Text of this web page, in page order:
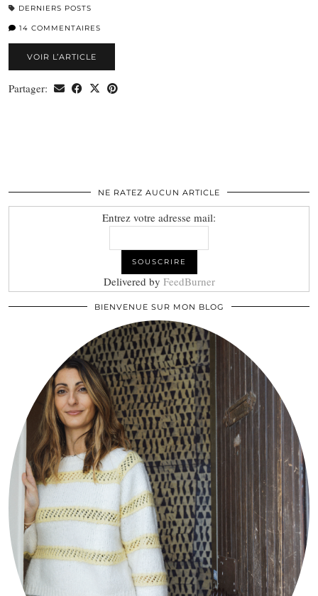
DERNIERS POSTS
14 COMMENTAIRES
VOIR L’ARTICLE
Partager:
NE RATEZ AUCUN ARTICLE
Entrez votre adresse mail:
Delivered by FeedBurner
BIENVENUE SUR MON BLOG